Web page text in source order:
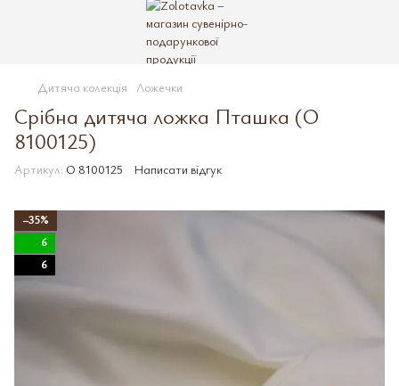
Дитяча колекція Ложечки
Срібна дитяча ложка Пташка (O
8100125)
Артикул: O 8100125 Написати відгук
−35%
6
6